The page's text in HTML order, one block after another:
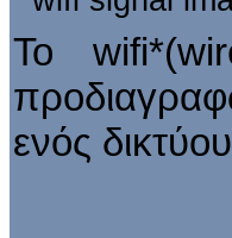
Το
ενός